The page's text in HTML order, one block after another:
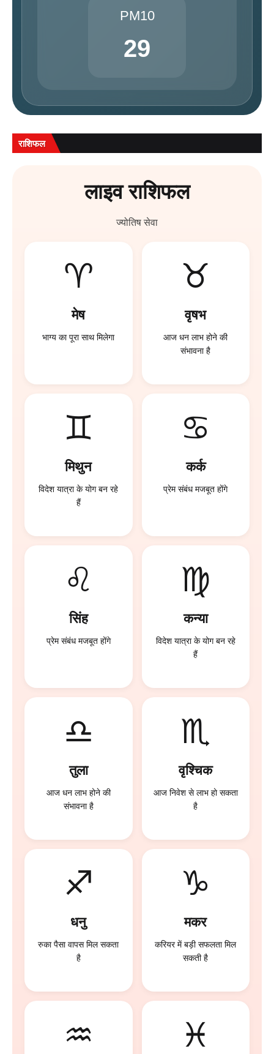
PM10
29
राशिफल
लाइव राशिफल
ज्योतिष सेवा
♈
मेष
भाग्य का पूरा साथ मिलेगा
♉
वृषभ
आज धन लाभ होने की
संभावना है
♊
मिथुन
विदेश यात्रा के योग बन रहे
हैं
♋
कर्क
प्रेम संबंध मजबूत होंगे
♌
सिंह
प्रेम संबंध मजबूत होंगे
♍
कन्या
विदेश यात्रा के योग बन रहे
हैं
♎
तुला
आज धन लाभ होने की
संभावना है
♏
वृश्चिक
आज निवेश से लाभ हो सकता
है
♐
धनु
रुका पैसा वापस मिल सकता
है
♑
मकर
करियर में बड़ी सफलता मिल
सकती है
♒ ♓